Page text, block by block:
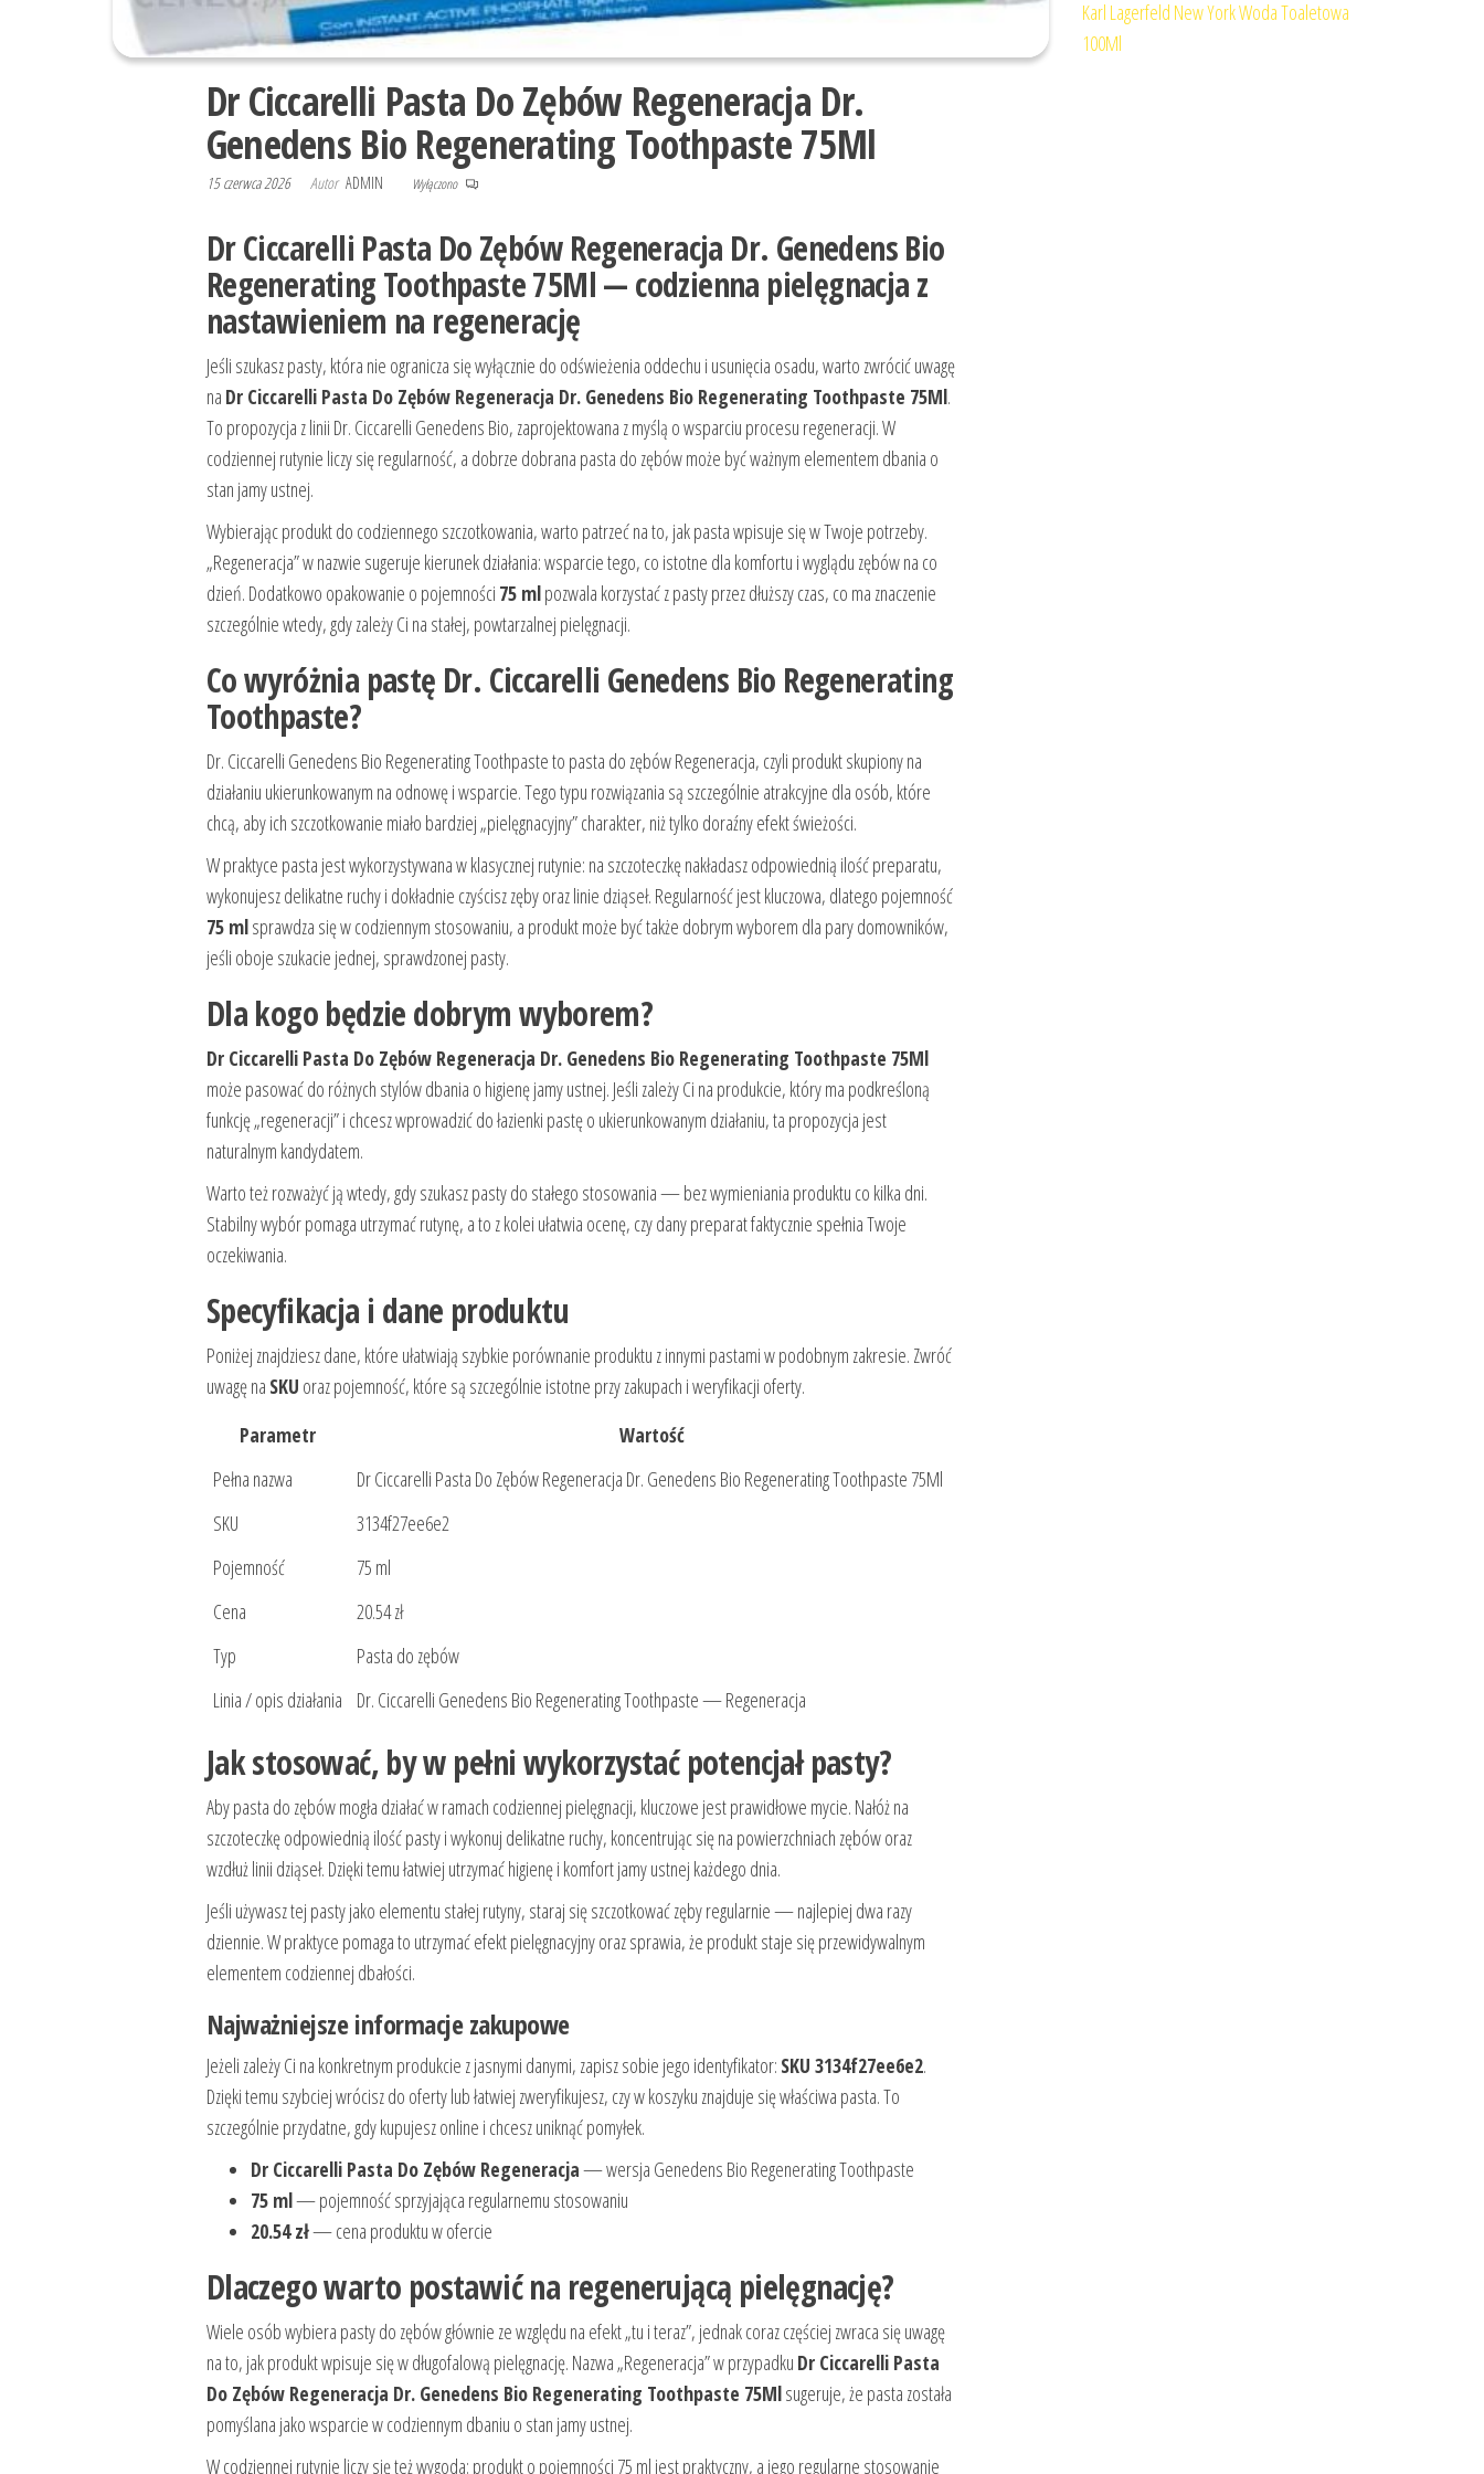
Dr Ciccarelli Pasta Do Zębów Regeneracja Dr.
Genedens Bio Regenerating Toothpaste 75Ml
15 czerwca 2026 Autor ADMIN Wyłączono
Dr Ciccarelli Pasta Do Zębów Regeneracja Dr. Genedens Bio
Regenerating Toothpaste 75Ml — codzienna pielęgnacja z
nastawieniem na regenerację
Jeśli szukasz pasty, która nie ogranicza się wyłącznie do odświeżenia oddechu i usunięcia osadu, warto zwrócić uwagę
na Dr Ciccarelli Pasta Do Zębów Regeneracja Dr. Genedens Bio Regenerating Toothpaste 75Ml.
To propozycja z linii Dr. Ciccarelli Genedens Bio, zaprojektowana z myślą o wsparciu procesu regeneracji. W
codziennej rutynie liczy się regularność, a dobrze dobrana pasta do zębów może być ważnym elementem dbania o
stan jamy ustnej.
Wybierając produkt do codziennego szczotkowania, warto patrzeć na to, jak pasta wpisuje się w Twoje potrzeby.
„Regeneracja” w nazwie sugeruje kierunek działania: wsparcie tego, co istotne dla komfortu i wyglądu zębów na co
dzień. Dodatkowo opakowanie o pojemności 75 mlpozwala korzystać z pasty przez dłuższy czas, co ma znaczenie
szczególnie wtedy, gdy zależy Ci na stałej, powtarzalnej pielęgnacji.
Co wyróżnia pastę Dr. Ciccarelli Genedens Bio Regenerating
Toothpaste?
Dr. Ciccarelli Genedens Bio Regenerating Toothpaste to pasta do zębów Regeneracja, czyli produkt skupiony na
działaniu ukierunkowanym na odnowę i wsparcie. Tego typu rozwiązania są szczególnie atrakcyjne dla osób, które
chcą, aby ich szczotkowanie miało bardziej „pielęgnacyjny” charakter, niż tylko doraźny efekt świeżości.
W praktyce pasta jest wykorzystywana w klasycznej rutynie: na szczoteczkę nakładasz odpowiednią ilość preparatu,
wykonujesz delikatne ruchy i dokładnie czyścisz zęby oraz linie dziąseł. Regularność jest kluczowa, dlatego pojemność
75 mlsprawdza się w codziennym stosowaniu, a produkt może być także dobrym wyborem dla pary domowników,
jeśli oboje szukacie jednej, sprawdzonej pasty.
Dla kogo będzie dobrym wyborem?
Dr Ciccarelli Pasta Do Zębów Regeneracja Dr. Genedens Bio Regenerating Toothpaste 75Ml
może pasować do różnych stylów dbania o higienę jamy ustnej. Jeśli zależy Ci na produkcie, który ma podkreśloną
funkcję „regeneracji” i chcesz wprowadzić do łazienki pastę o ukierunkowanym działaniu, ta propozycja jest
naturalnym kandydatem.
Warto też rozważyć ją wtedy, gdy szukasz pasty do stałego stosowania — bez wymieniania produktu co kilka dni.
Stabilny wybór pomaga utrzymać rutynę, a to z kolei ułatwia ocenę, czy dany preparat faktycznie spełnia Twoje
oczekiwania.
Specyfikacja i dane produktu
Poniżej znajdziesz dane, które ułatwiają szybkie porównanie produktu z innymi pastami w podobnym zakresie. Zwróć
uwagę na SKU oraz pojemność, które są szczególnie istotne przy zakupach i weryfikacji oferty.
Parametr
Wartość
Pełna nazwa
Dr Ciccarelli Pasta Do Zębów Regeneracja Dr. Genedens Bio Regenerating Toothpaste 75Ml
SKU
3134f27ee6e2
Pojemność
75 ml
Cena
20.54 zł
Typ
Pasta do zębów
Linia / opis działania
Dr. Ciccarelli Genedens Bio Regenerating Toothpaste — Regeneracja
Jak stosować, by w pełni wykorzystać potencjał pasty?
Aby pasta do zębów mogła działać w ramach codziennej pielęgnacji, kluczowe jest prawidłowe mycie. Nałóż na
szczoteczkę odpowiednią ilość pasty i wykonuj delikatne ruchy, koncentrując się na powierzchniach zębów oraz
wzdłuż linii dziąseł. Dzięki temu łatwiej utrzymać higienę i komfort jamy ustnej każdego dnia.
Jeśli używasz tej pasty jako elementu stałej rutyny, staraj się szczotkować zęby regularnie — najlepiej dwa razy
dziennie. W praktyce pomaga to utrzymać efekt pielęgnacyjny oraz sprawia, że produkt staje się przewidywalnym
elementem codziennej dbałości.
Najważniejsze informacje zakupowe
Jeżeli zależy Ci na konkretnym produkcie z jasnymi danymi, zapisz sobie jego identyfikator: SKU 3134f27ee6e2.
Dzięki temu szybciej wrócisz do oferty lub łatwiej zweryfikujesz, czy w koszyku znajduje się właściwa pasta. To
szczególnie przydatne, gdy kupujesz online i chcesz uniknąć pomyłek.
Dr Ciccarelli Pasta Do Zębów Regeneracja— wersja Genedens Bio Regenerating Toothpaste
75 ml— pojemność sprzyjająca regularnemu stosowaniu
20.54 zł— cena produktu w ofercie
Dlaczego warto postawić na regenerującą pielęgnację?
Wiele osób wybiera pasty do zębów głównie ze względu na efekt „tu i teraz”, jednak coraz częściej zwraca się uwagę
na to, jak produkt wpisuje się w długofalową pielęgnację. Nazwa „Regeneracja” w przypadku Dr Ciccarelli Pasta
Do Zębów Regeneracja Dr. Genedens Bio Regenerating Toothpaste 75Mlsugeruje, że pasta została
pomyślana jako wsparcie w codziennym dbaniu o stan jamy ustnej.
W codziennej rutynie liczy się też wygoda: produkt o pojemności 75 ml jest praktyczny, a jego regularne stosowanie
Karl Lagerfeld New York Woda Toaletowa
100Ml